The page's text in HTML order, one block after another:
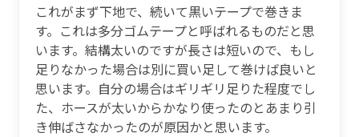
これがまず下地で、続いて黒いテープで巻きま
す。これは多分ゴムテープと呼ばれるものだと思
います。結構太いのですが長さは短いので、もし
足りなかった場合は別に買い足して巻けば良いと
思います。自分の場合はギリギリ足りた程度でし
た、ホースが太いからかなり使ったのとあまり引
き伸ばさなかったのが原因かと思います。